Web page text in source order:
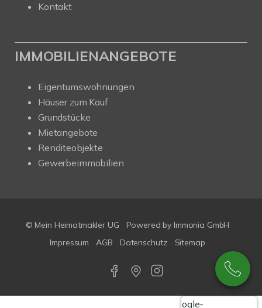
Kontakt
IMMOBILIENANGEBOTE
Eigentumswohnungen
Häuser zum Kauf
Grundstücke
Mietangebote
Renditeobjekte
Gewerbeimmobilien
© Mein Heimatmakler UG
Powered by Immonia GmbH
Impressum
AGB Datenschutz Sitemap
Google-